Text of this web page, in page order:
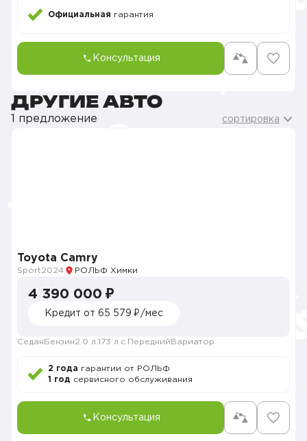
Официальная гарантия
Консультация
ДРУГИЕ АВТО
1 предложение сортировка
Toyota Camry
Sport2024 РОЛЬФ Химки
4 390 000 ₽
Кредит от 65 579 ₽/мес
Седан Бензин2.0 л. 173 л.с. Передний Вариатор
2 года гарантии от РОЛЬФ
1 год сервисного обслуживания
Консультация